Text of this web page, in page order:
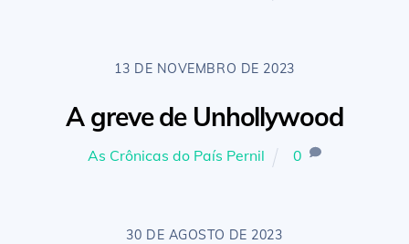
13 DE NOVEMBRO DE 2023
A greve de Unhollywood
As Crônicas do País Pernil 0
30 DE AGOSTO DE 2023